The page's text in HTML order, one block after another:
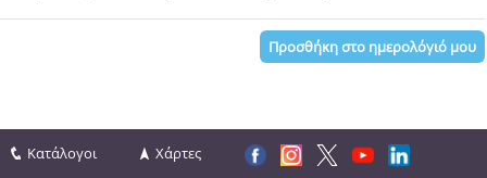
Προσθήκη στο ημερολόγιό μου
Κατάλογοι Χάρτες